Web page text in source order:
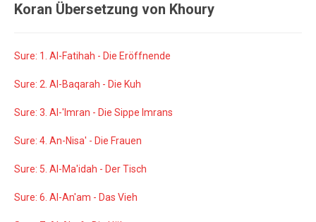
Koran Übersetzung von Khoury
Sure: 1. Al-Fatihah - Die Eröffnende
Sure: 2. Al-Baqarah - Die Kuh
Sure: 3. Al-'Imran - Die Sippe Imrans
Sure: 4. An-Nisa' - Die Frauen
Sure: 5. Al-Ma'idah - Der Tisch
Sure: 6. Al-An'am - Das Vieh